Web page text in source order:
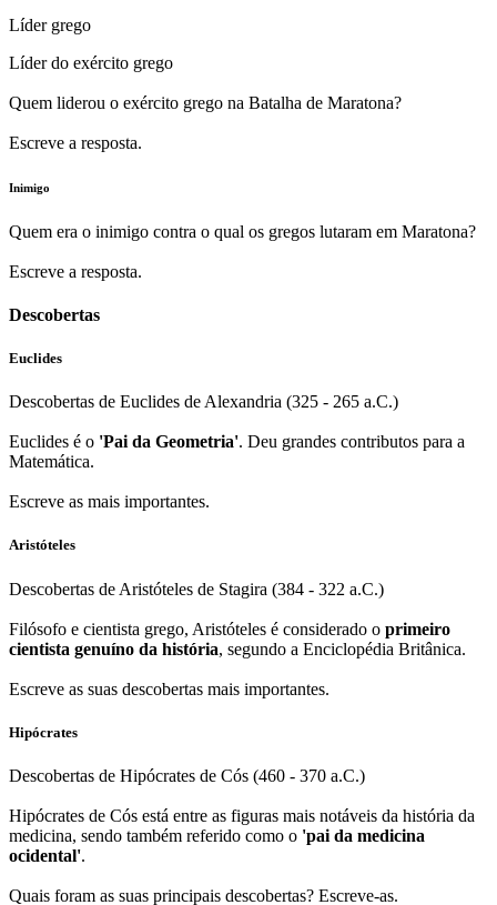
Líder grego
Líder do exército grego
Quem liderou o exército grego na Batalha de Maratona?
Escreve a resposta.
Inimigo
Quem era o inimigo contra o qual os gregos lutaram em Maratona?
Escreve a resposta.
Descobertas
Euclides
Descobertas de Euclides de Alexandria (325 - 265 a.C.)
Euclides é o 'Pai da Geometria'. Deu grandes contributos para a
Matemática.
Escreve as mais importantes.
Aristóteles
Descobertas de Aristóteles de Stagira (384 - 322 a.C.)
Filósofo e cientista grego, Aristóteles é considerado o primeiro
cientista genuíno da história, segundo a Enciclopédia Britânica.
Escreve as suas descobertas mais importantes.
Hipócrates
Descobertas de Hipócrates de Cós (460 - 370 a.C.)
Hipócrates de Cós está entre as figuras mais notáveis da história da
medicina, sendo também referido como o 'pai da medicina
ocidental'.
Quais foram as suas principais descobertas? Escreve-as.